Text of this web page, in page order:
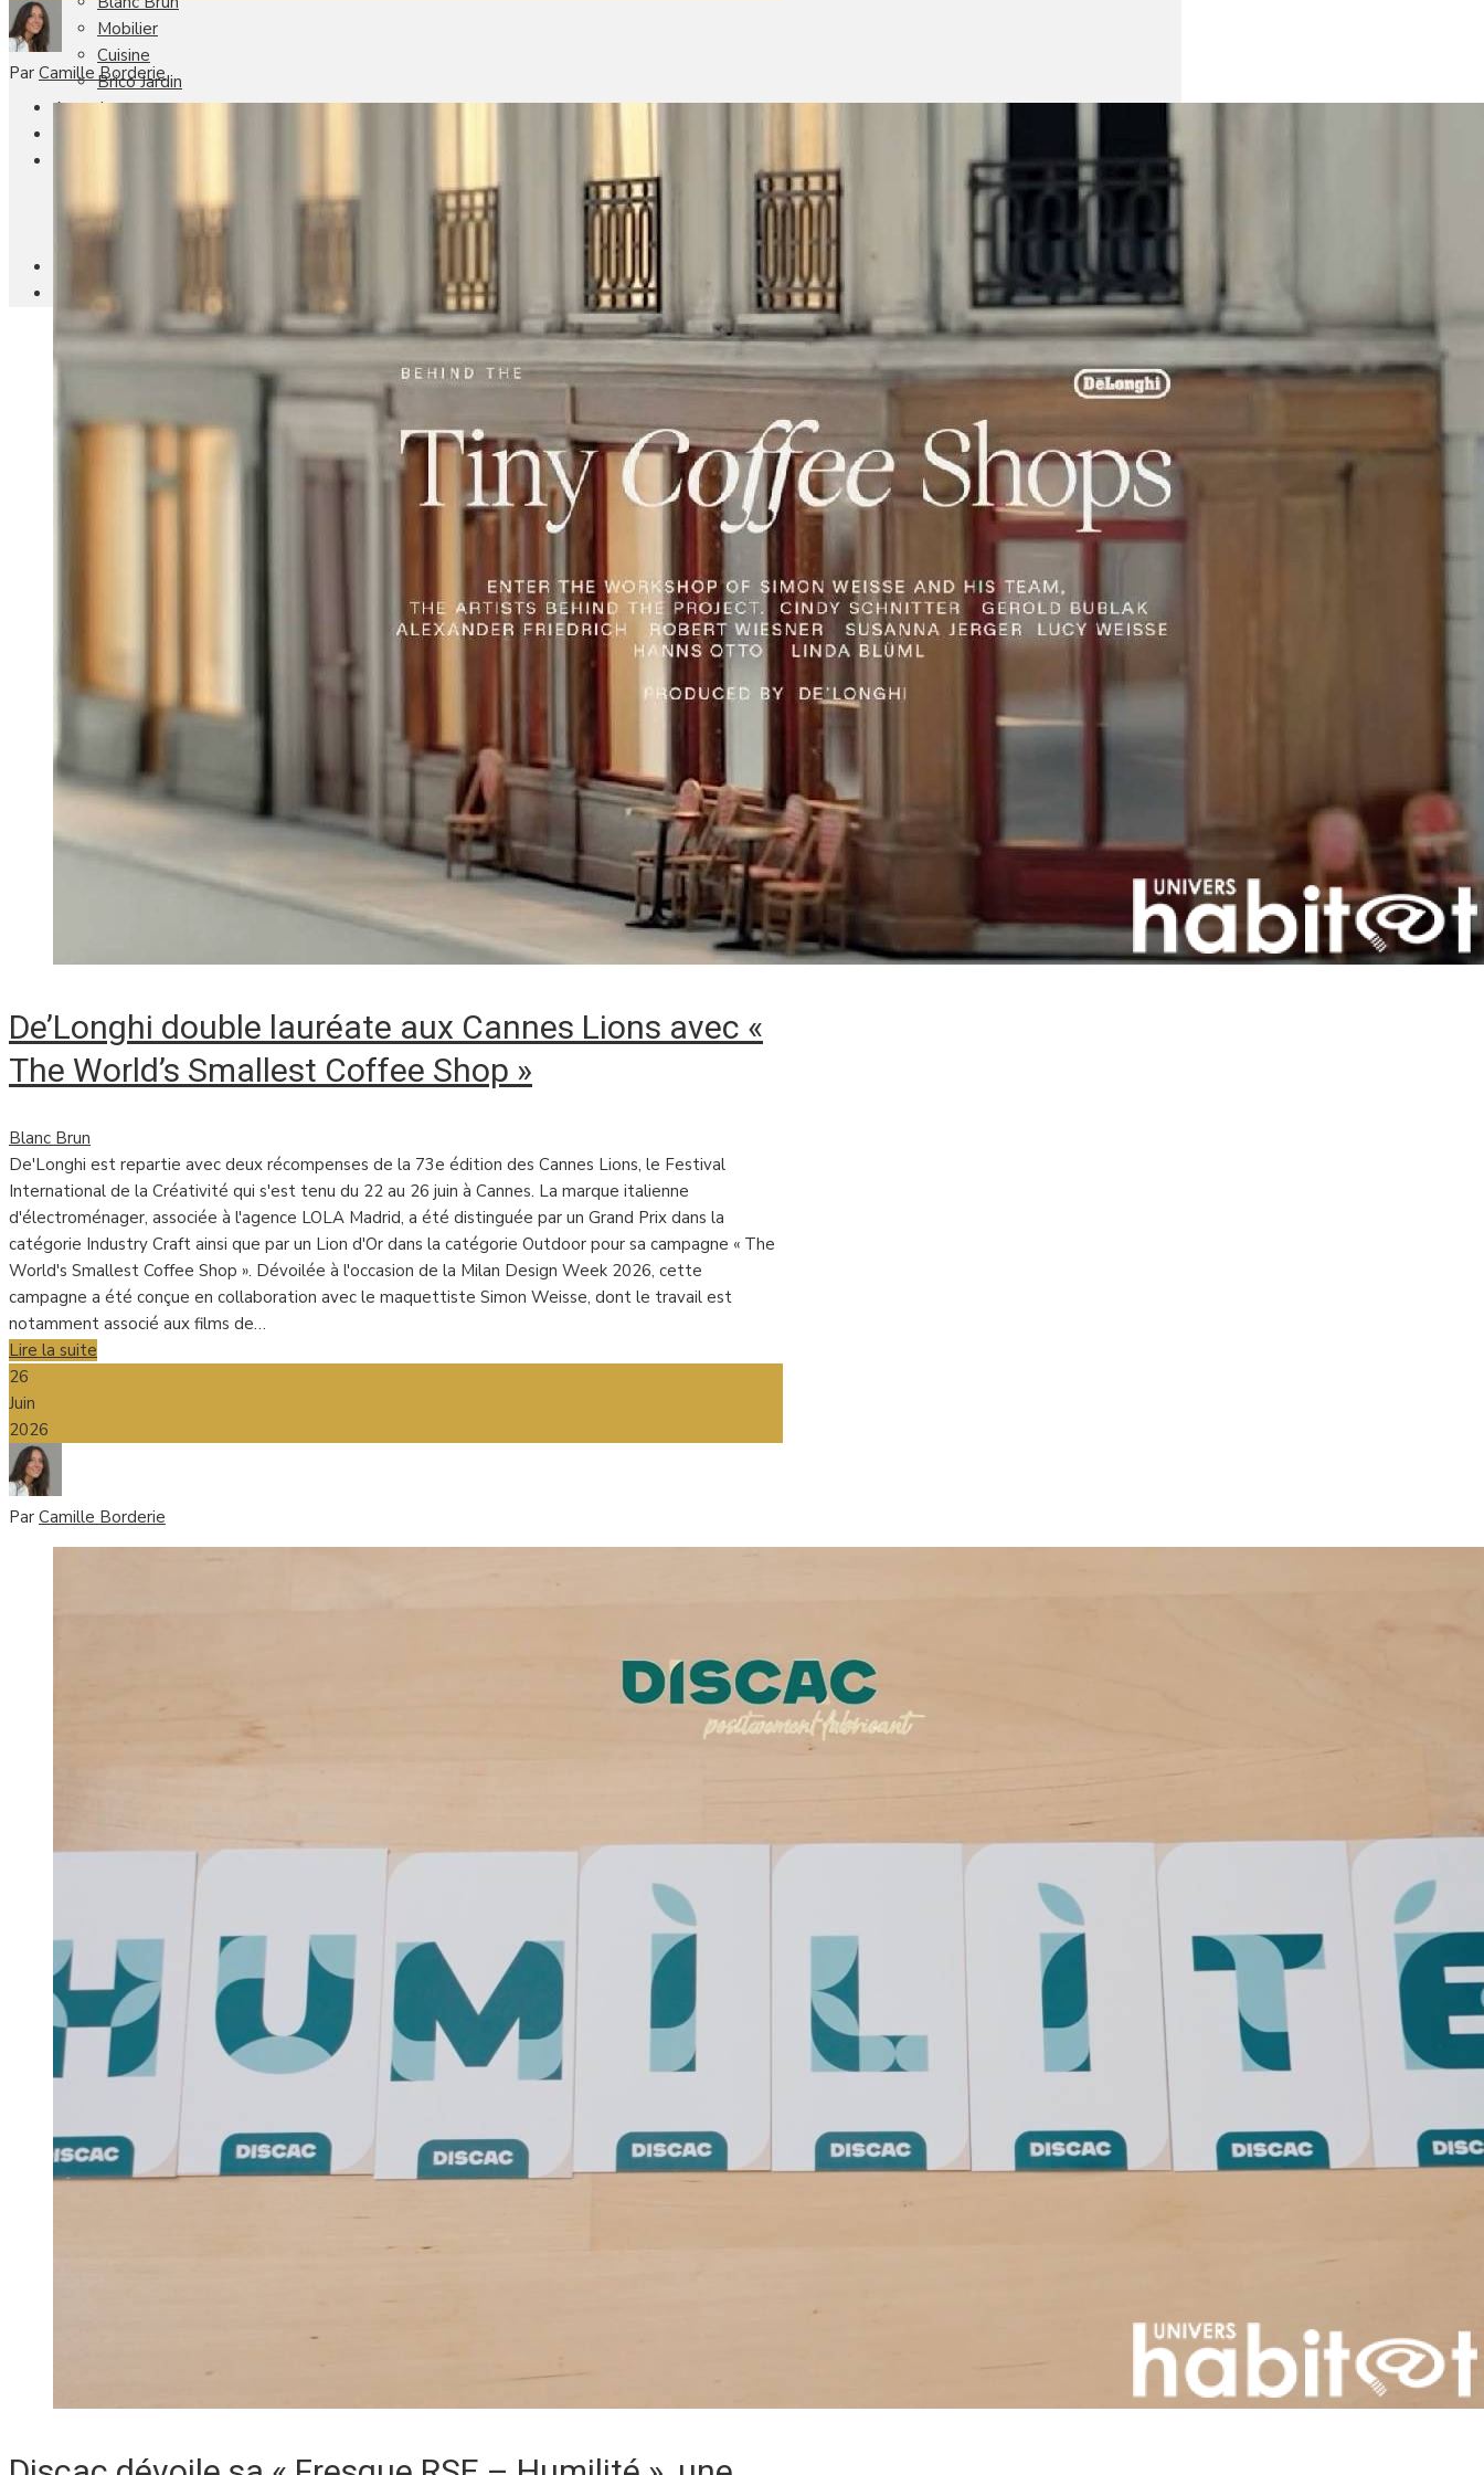
Mobilier
Cuisine
Brico Jardin
Agenda
Aviasport
Univers Made in France
Contact
Par Camille Borderie
De’Longhi double lauréate aux Cannes Lions avec «
The World’s Smallest Coffee Shop »
Blanc Brun
De'Longhi est repartie avec deux récompenses de la 73e édition des Cannes Lions, le Festival
International de la Créativité qui s'est tenu du 22 au 26 juin à Cannes. La marque italienne
d'électroménager, associée à l'agence LOLA Madrid, a été distinguée par un Grand Prix dans la
catégorie Industry Craft ainsi que par un Lion d'Or dans la catégorie Outdoor pour sa campagne « The
World's Smallest Coffee Shop ». Dévoilée à l'occasion de la Milan Design Week 2026, cette
campagne a été conçue en collaboration avec le maquettiste Simon Weisse, dont le travail est
notamment associé aux films de…
Lire la suite
26
Juin
2026
Par Camille Borderie